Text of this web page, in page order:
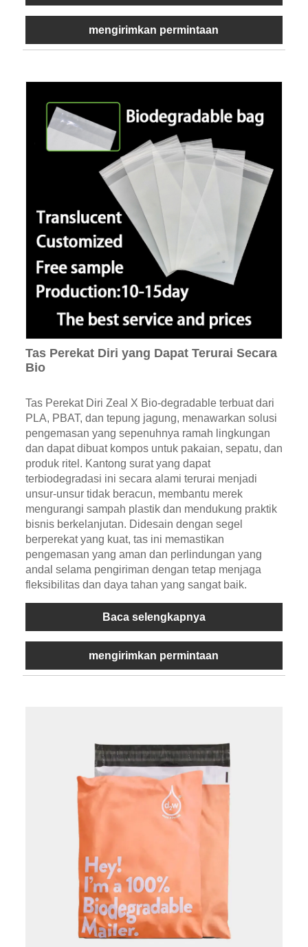
mengirimkan permintaan
Tas Perekat Diri yang Dapat Terurai Secara
Bio
Tas Perekat Diri Zeal X Bio-degradable terbuat dari
PLA, PBAT, dan tepung jagung, menawarkan solusi
pengemasan yang sepenuhnya ramah lingkungan
dan dapat dibuat kompos untuk pakaian, sepatu, dan
produk ritel. Kantong surat yang dapat
terbiodegradasi ini secara alami terurai menjadi
unsur-unsur tidak beracun, membantu merek
mengurangi sampah plastik dan mendukung praktik
bisnis berkelanjutan. Didesain dengan segel
berperekat yang kuat, tas ini memastikan
pengemasan yang aman dan perlindungan yang
andal selama pengiriman dengan tetap menjaga
fleksibilitas dan daya tahan yang sangat baik.
Baca selengkapnya
mengirimkan permintaan